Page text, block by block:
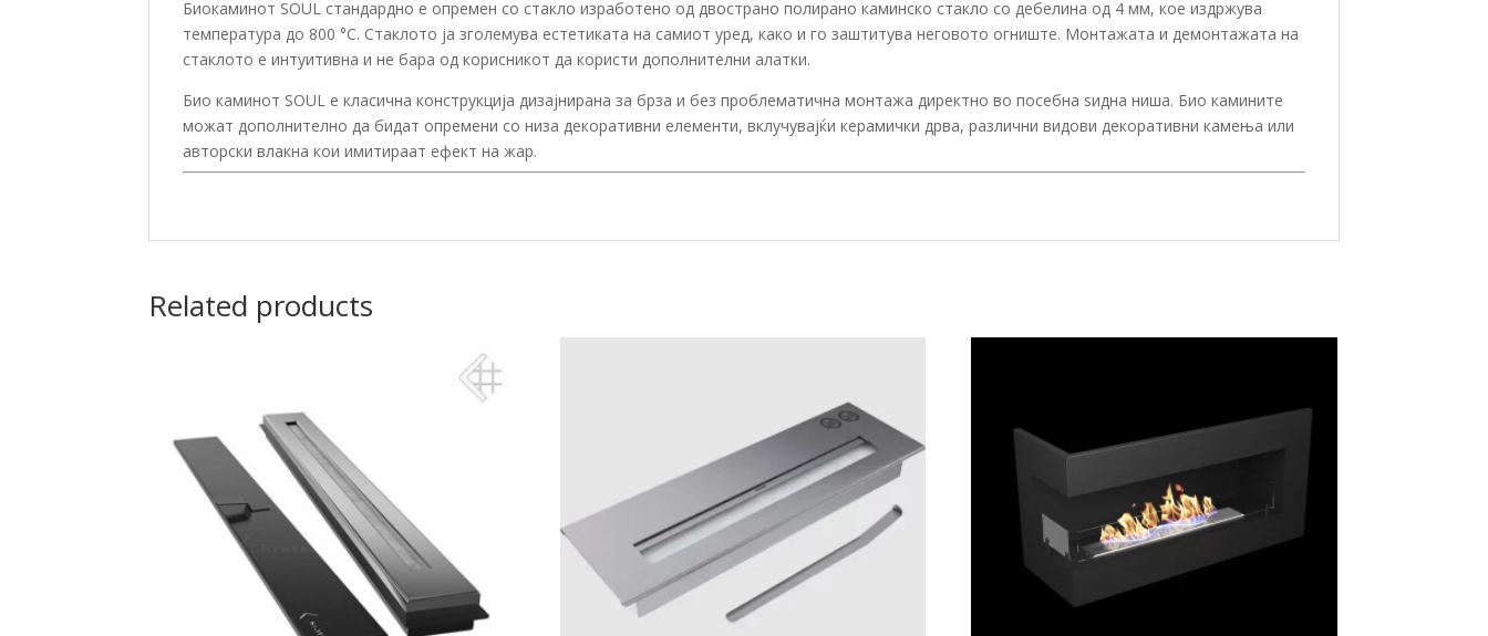
Биокаминот SOUL стандардно е опремен со стакло изработено од двострано полирано каминско стакло со дебелина од 4 мм, кое издржува
температура до 800 °C. Стаклото ја зголемува естетиката на самиот уред, како и го заштитува неговото огниште. Монтажата и демонтажата на
стаклото е интуитивна и не бара од корисникот да користи дополнителни алатки.
Био каминот SOUL е класична конструкција дизајнирана за брза и без проблематична монтажа директно во посебна ѕидна ниша. Био камините
можат дополнително да бидат опремени со низа декоративни елементи, вклучувајќи керамички дрва, различни видови декоративни камења или
авторски влакна кои имитираат ефект на жар.
Related products